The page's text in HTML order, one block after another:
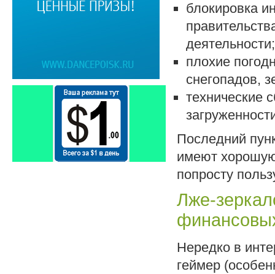
блокировка
деятельности;
плохие
снегопадов,
технические
Последний
имеют
попросту
Лже-
Нередко в
геймер